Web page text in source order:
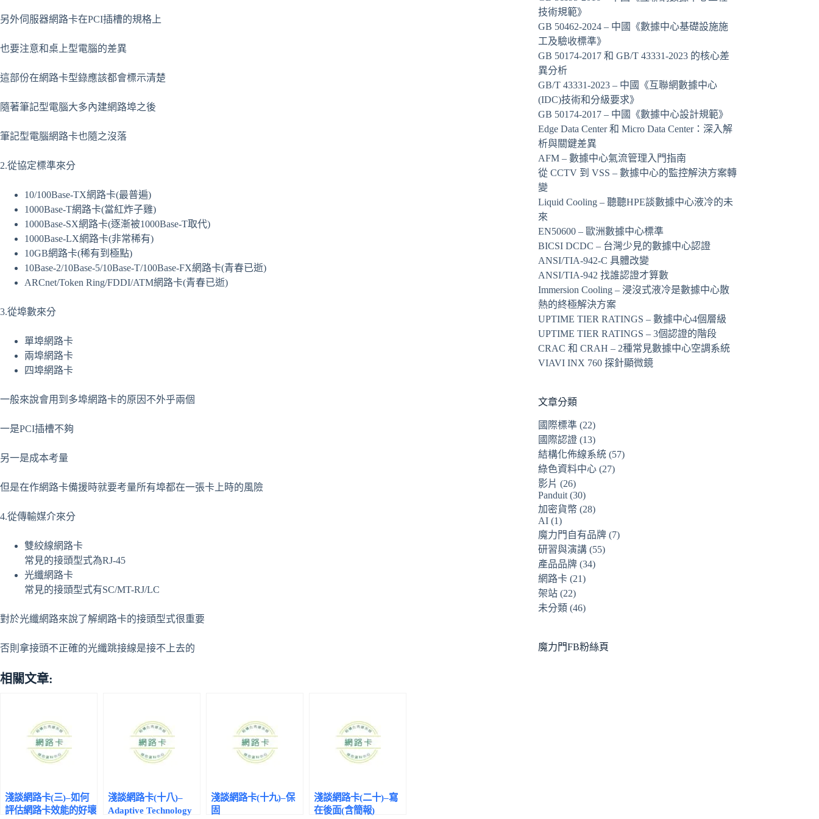
另外伺服器網路卡在PCI插槽的規格上
也要注意和桌上型電腦的差異
這部份在網路卡型錄應該都會標示清楚
隨著筆記型電腦大多內建網路埠之後
筆記型電腦網路卡也隨之沒落
2.從協定標準來分
10/100Base-TX網路卡(最普遍)
1000Base-T網路卡(當紅炸子雞)
1000Base-SX網路卡(逐漸被1000Base-T取代)
1000Base-LX網路卡(非常稀有)
10GB網路卡(稀有到極點)
10Base-2/10Base-5/10Base-T/100Base-FX網路卡(青春已逝)
ARCnet/Token Ring/FDDI/ATM網路卡(青春已逝)
3.從埠數來分
單埠網路卡
兩埠網路卡
四埠網路卡
一般來說會用到多埠網路卡的原因不外乎兩個
一是PCI插槽不夠
另一是成本考量
但是在作網路卡備援時就要考量所有埠都在一張卡上時的風險
4.從傳輸媒介來分
雙絞線網路卡
常見的接頭型式為RJ-45
光纖網路卡
常見的接頭型式有SC/MT-RJ/LC
對於光纖網路來說了解網路卡的接頭型式很重要
否則拿接頭不正確的光纖跳接線是接不上去的
相關文章:
淺談網路卡(三)–如何
評估網路卡效能的好壞
淺談網路卡(十八)–
Adaptive Technology
淺談網路卡(十九)–保
固
淺談網路卡(二十)–寫
在後面(含簡報)
技術規範》
GB 50462-2024 – 中國《數據中心基礎設施施
工及驗收標準》
GB 50174-2017 和 GB/T 43331-2023 的核心差
異分析
GB/T 43331-2023 – 中國《互聯網數據中心
(IDC)技術和分級要求》
GB 50174-2017 – 中國《數據中心設計規範》
Edge Data Center 和 Micro Data Center：深入解
析與關鍵差異
AFM – 數據中心氣流管理入門指南
從 CCTV 到 VSS – 數據中心的監控解決方案轉
變
Liquid Cooling – 聽聽HPE談數據中心液冷的未
來
EN50600 – 歐洲數據中心標準
BICSI DCDC – 台灣少見的數據中心認證
ANSI/TIA-942-C 具體改變
ANSI/TIA-942 找誰認證才算數
Immersion Cooling – 浸沒式液冷是數據中心散
熱的終極解決方案
UPTIME TIER RATINGS – 數據中心4個層級
UPTIME TIER RATINGS – 3個認證的階段
CRAC 和 CRAH – 2種常見數據中心空調系統
VIAVI INX 760 探針顯微鏡
文章分類
國際標準 (22)
國際認證 (13)
結構化佈線系統 (57)
綠色資料中心 (27)
影片 (26)
Panduit (30)
加密貨幣 (28)
AI (1)
魔力門自有品牌 (7)
研習與演講 (55)
產品品牌 (34)
網路卡 (21)
架站 (22)
未分類 (46)
魔力門FB粉絲頁